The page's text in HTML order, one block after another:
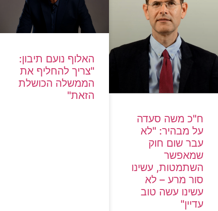
ח"כ משה סעדה
על מבהיר: "לא
עבר שום חוק
שמאפשר
השתמטות, עשינו
סור מרע – לא
עשינו עשה טוב
עדיין"
האלוף נועם תיבון:
"צריך להחליף את
הממשלה הכושלת
הזאת"